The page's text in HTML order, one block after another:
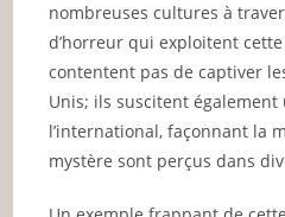
nombreuses cultures à
d’horreur qui exploitent
contentent pas de captiver
Unis; ils suscitent
l’international, façonnant la
mystère sont perçus dans